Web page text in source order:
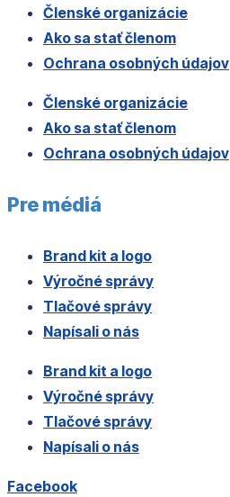
Členské organizácie
Ako sa stať členom
Ochrana osobných údajov
Členské organizácie
Ako sa stať členom
Ochrana osobných údajov
Pre médiá
Brand kit a logo
Výročné správy
Tlačové správy
Napísali o nás
Brand kit a logo
Výročné správy
Tlačové správy
Napísali o nás
Facebook